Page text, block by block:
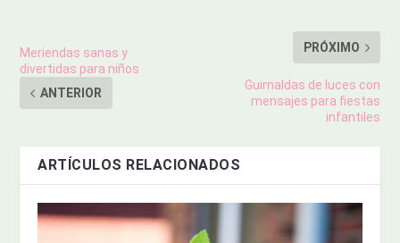
Meriendas sanas y
divertidas para niños
ANTERIOR
PRÓXIMO
Guirnaldas de luces con
mensajes para fiestas
infantiles
ARTÍCULOS RELACIONADOS